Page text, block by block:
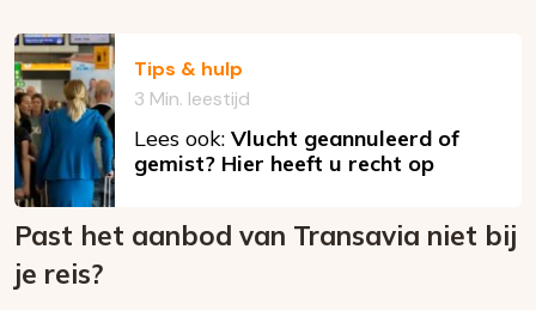
Tips & hulp
3 Min. leestijd
Lees ook: Vlucht geannuleerd of
gemist? Hier heeft u recht op
Past het aanbod van Transavia niet bij
je reis?